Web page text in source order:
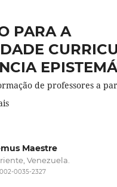
PARA A
de professores a
Maestre
Venezuela.
0035-2327